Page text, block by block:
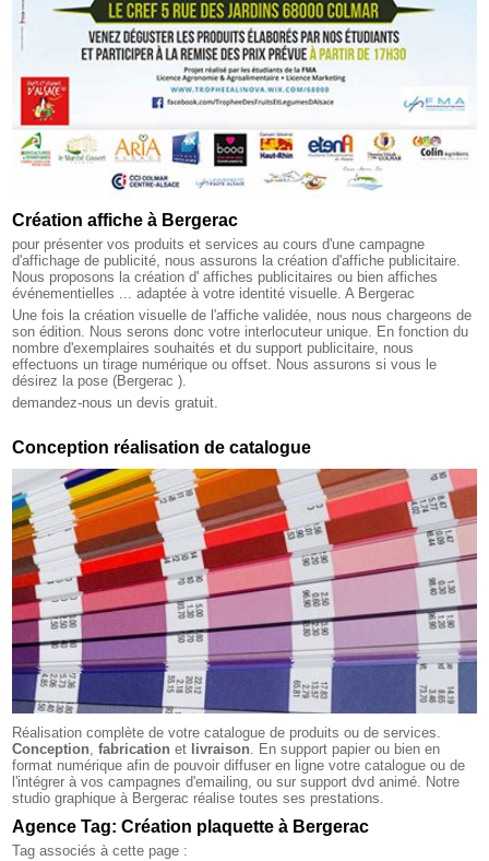
Création affiche à Bergerac
pour présenter vos produits et services au cours d'une campagne
d'affichage de publicité, nous assurons la création d'affiche publicitaire.
Nous proposons la création d' affiches publicitaires ou bien affiches
événementielles ... adaptée à votre identité visuelle. A Bergerac
Une fois la création visuelle de l'affiche validée, nous nous chargeons de
son édition. Nous serons donc votre interlocuteur unique. En fonction du
nombre d'exemplaires souhaités et du support publicitaire, nous
effectuons un tirage numérique ou offset. Nous assurons si vous le
désirez la pose (Bergerac ).
demandez-nous un devis gratuit.
Conception réalisation de catalogue
Réalisation complète de votre catalogue de produits ou de services.
Conception ,fabrication et livraison . En support papier ou bien en
format numérique afin de pouvoir diffuser en ligne votre catalogue ou de
l'intégrer à vos campagnes d'emailing, ou sur support dvd animé. Notre
studio graphique à Bergerac réalise toutes ses prestations.
Agence Tag: Création plaquette à Bergerac
Tag associés à cette page :